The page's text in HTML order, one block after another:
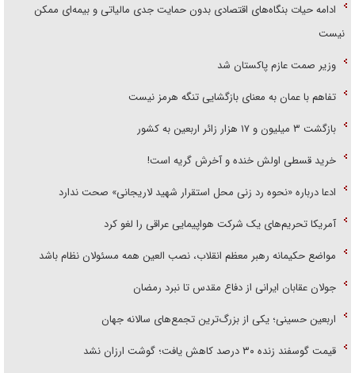
ادامه حیات بنگاه‌های اقتصادی بدون حمایت جدی مالیاتی و بیمه‌ای ممکن
نیست
وزیر صمت عازم پاکستان شد
تفاهم با عمان به معنای بازگشایی تنگه هرمز نیست
بازگشت ۳ میلیون و ۱۷ هزار زائر اربعین به کشور
خرید قسطی اولش خنده و آخرش گریه است!
ادعا درباره «نحوه رد زنی محل استقرار شهید لاریجانی» صحت ندارد
آمریکا تحریم‌های یک شرکت هواپیمایی عراقی را لغو کرد
مواضع حکیمانه رهبر معظم انقلاب، نصب العین همه مسئولان نظام باشد
جولان عقابان ایرانی از دفاع مقدس تا نبرد رمضان
اربعین حسینی؛ یکی از بزرگ‌ترین تجمع‌های سالانه جهان
قیمت گوسفند زنده ۳۰ درصد کاهش یافت؛ گوشت ارزان نشد